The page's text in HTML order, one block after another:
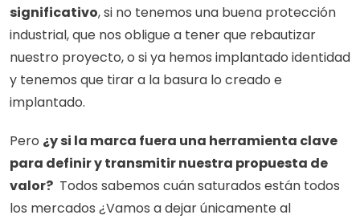
significativo, si no tenemos una buena protección
industrial, que nos obligue a tener que rebautizar
nuestro proyecto, o si ya hemos implantado identidad
y tenemos que tirar a la basura lo creado e
implantado.
Pero ¿y si la marca fuera una herramienta clave
para definir y transmitir nuestra propuesta de
valor? Todos sabemos cuán saturados están todos
los mercados ¿Vamos a dejar únicamente al